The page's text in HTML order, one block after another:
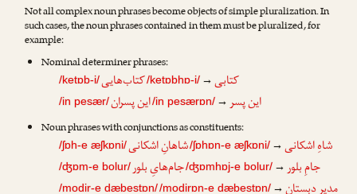
Not all complex noun phrases become objects of simple pluralization. In
such cases, the noun phrases contained in them must be pluralized, for
example:
Nominal determiner phrases:
/ketɒb-i/ کتابی→
/ketɒbhɒ-i/کتاب‌هایی
/in pesær/ این پسر→
/in pesærɒn/این پسران
Noun phrases with conjunctions as constituents:
/ʃɒh-e æʃkɒni/ شاهِ اشکانی→
/ʃɒhɒn-e æʃkɒni/شاهانِ اشکانی
/ʤɒm-e bolur/ جامِ بلور→
/ʤɒmhɒj-e bolur/جام‌هایِ بلور
/modir-e dæbestɒn//modirɒn-e dæbestɒn/